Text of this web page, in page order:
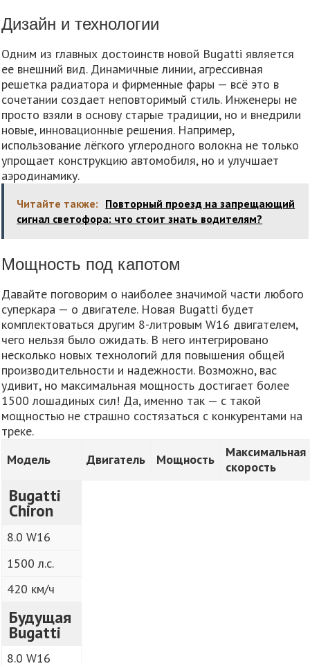
Дизайн и технологии
Одним из главных достоинств новой Bugatti является
ее внешний вид. Динамичные линии, агрессивная
решетка радиатора и фирменные фары — всё это в
сочетании создает неповторимый стиль. Инженеры не
просто взяли в основу старые традиции, но и внедрили
новые, инновационные решения. Например,
использование лёгкого углеродного волокна не только
упрощает конструкцию автомобиля, но и улучшает
аэродинамику.
Читайте также: Повторный проезд на запрещающий
сигнал светофора: что стоит знать водителям?
Мощность под капотом
Давайте поговорим о наиболее значимой части любого
суперкара — о двигателе. Новая Bugatti будет
комплектоваться другим 8-литровым W16 двигателем,
чего нельзя было ожидать. В него интегрировано
несколько новых технологий для повышения общей
производительности и надежности. Возможно, вас
удивит, но максимальная мощность достигает более
1500 лошадиных сил! Да, именно так — с такой
мощностью не страшно состязаться с конкурентами на
треке.
Модель
Двигатель Мощность
Максимальная
скорость
Bugatti
Chiron
8.0 W16
1500 л.с.
420 км/ч
Будущая
Bugatti
8.0 W16